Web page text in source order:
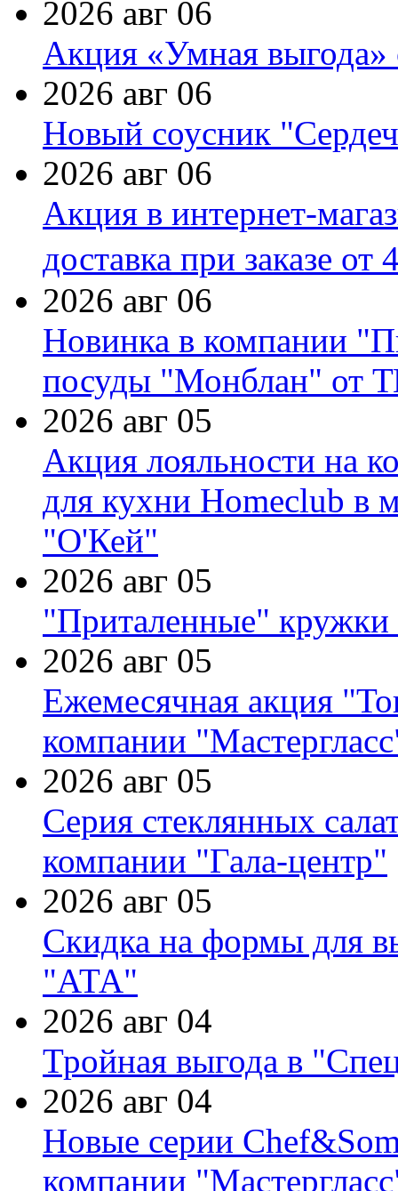
2026 авг 06
Акция «Умная выгода»
2026 авг 06
Новый соусник
2026 авг 06
Акция в интернет-
доставка при заказе от
2026 авг 06
Новинка в компании
посуды "Монблан" от
2026 авг 05
Акция лояльности на
для кухни Homeclub в
"О'Кей"
2026 авг 05
"Приталенные" кружки
2026 авг 05
Ежемесячная акция
компании
2026 авг 05
Серия стеклянных
компании "Гала-центр"
2026 авг 05
Скидка на формы для
"АТА"
2026 авг 04
Тройная выгода в
2026 авг 04
Новые серии
компании